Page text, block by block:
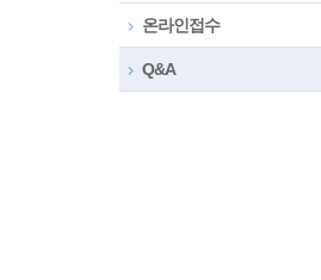
온라인접수
Q&A